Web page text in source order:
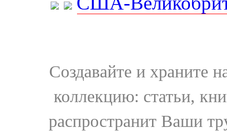
Создавайте и храните
коллекцию: статьи,
распространит Ваши